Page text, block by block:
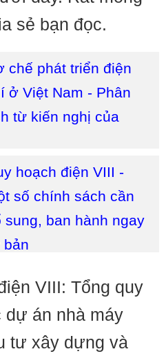
sẻ bạn đọc.
chế phát triển điện
ở Việt Nam - Phân
từ kiến nghị của
hoạch điện VIII -
số chính sách cần
sung, ban hành ngay
bản
VIII: Tổng quy
dự án nhà máy
tư xây dựng và